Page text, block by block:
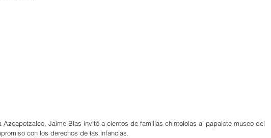
Azcapotzalco, Jaime Blas invitó a cientos de familias chintololas al papalote museo del
con los derechos de las infancias.